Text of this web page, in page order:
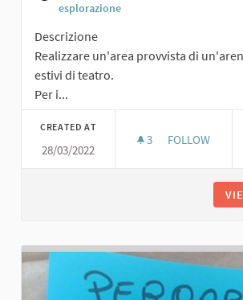
esplorazione
Descrizione
Realizzare un'area provvista di
estivi di teatro.
Per i...
CREATED AT
28/03/2022
3 3 FOLLOWERS
FOLLOW